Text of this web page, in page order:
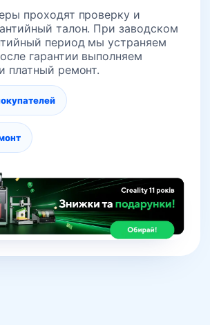
проходят проверку и
талон. При заводском
период мы устраняем
гарантии выполняем
платный ремонт.